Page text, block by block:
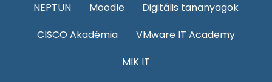
NEPTUN Moodle
Digitális tananyagok
CISCO Akadémia
VMware IT Academy
MIK IT